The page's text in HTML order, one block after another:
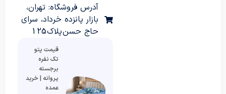
آدرس فروشگاه: تهران،
بازار پانزده خرداد، سرای
حاج حسن پلاک 125
قیمت پتو
تک نفره
برجسته
پروانه | خرید
عمده